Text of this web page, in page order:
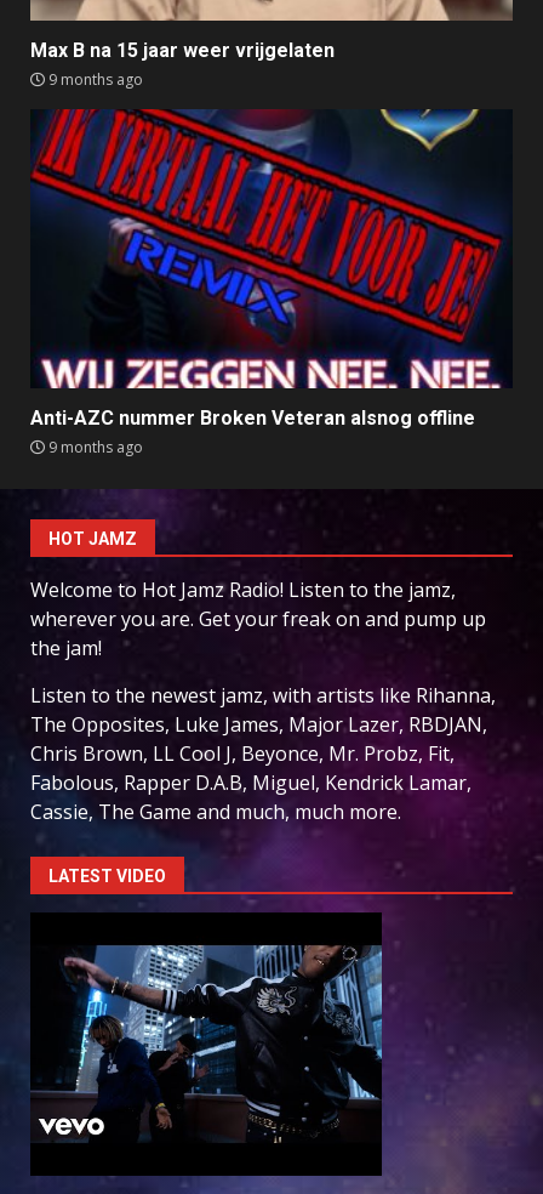
Max B na 15 jaar weer vrijgelaten
9 months ago
Anti-AZC nummer Broken Veteran alsnog offline
9 months ago
HOT JAMZ
Welcome to Hot Jamz Radio! Listen to the jamz,
wherever you are. Get your freak on and pump up
the jam!
Listen to the newest jamz, with artists like Rihanna,
The Opposites, Luke James, Major Lazer, RBDJAN,
Chris Brown, LL Cool J, Beyonce, Mr. Probz, Fit,
Fabolous, Rapper D.A.B, Miguel, Kendrick Lamar,
Cassie, The Game and much, much more.
LATEST VIDEO